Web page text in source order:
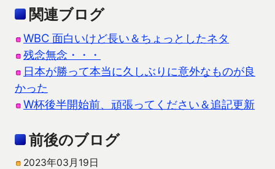
関連ブログ
WBC 面白いけど長い＆ちょっとしたネタ
残念無念・・・
日本が勝って本当に久しぶりに意外なものが良
かった
W杯後半開始前、頑張ってください＆追記更新
前後のブログ
2023年03月19日